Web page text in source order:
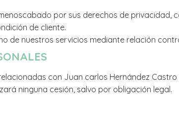
por sus derechos de
de cliente.
de nuestros servicios mediante relación
con Juan carlos Hernández
ninguna cesión, salvo por obligación legal.